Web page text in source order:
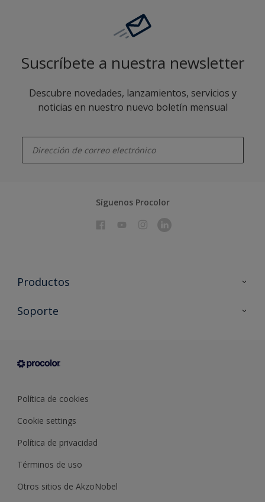
Suscríbete a nuestra newsletter
Descubre novedades, lanzamientos, servicios y
noticias en nuestro nuevo boletín mensual
Síguenos Procolor
Productos
Todos los productos
Condiciones generales de venta
Soporte
Sobre Procolor
Política de cookies
Cookie settings
Política de privacidad
Términos de uso
Otros sitios de AkzoNobel